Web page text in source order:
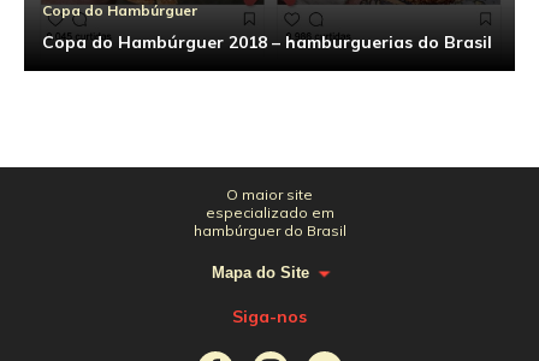
Copa do Hambúrguer
Copa do Hambúrguer 2018 – hamburguerias do Brasil
O maior site
especializado em
hambúrguer do Brasil
Mapa do Site
Siga-nos